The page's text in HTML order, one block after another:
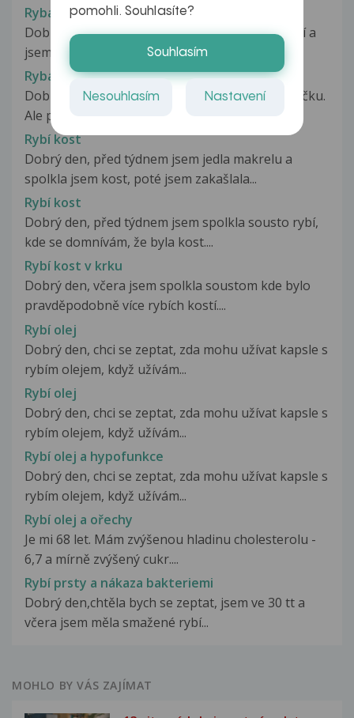
Rybaření
Dobrý den chci se zeptat mám koníček rybaření a
jsem vve 27 týdnu mužu dále...
Rybářský háček v prstu
Dobrý den. Měl jsem rybářský háček v ukazováčku.
Ale po vyjmutí na chirurgii...
Rybí kost
Dobrý den, před týdnem jsem jedla makrelu a
spolkla jsem kost, poté jsem zakašlala...
Rybí kost
Dobrý den, před týdnem jsem spolkla sousto rybí,
kde se domnívám, že byla kost....
Rybí kost v krku
Dobrý den, včera jsem spolkla soustom kde bylo
pravděpodobně více rybích kostí....
Rybí olej
Dobrý den, chci se zeptat, zda mohu užívat kapsle s
rybím olejem, když užívám...
Rybí olej
Dobrý den, chci se zeptat, zda mohu užívat kapsle s
rybím olejem, když užívám...
Rybí olej a hypofunkce
Dobrý den, chci se zeptat, zda mohu užívat kapsle s
rybím olejem, když užívám...
Rybí olej a ořechy
Je mi 68 let. Mám zvýšenou hladinu cholesterolu -
6,7 a mírně zvýšený cukr....
Rybí prsty a nákaza bakteriemi
Dobrý den,chtěla bych se zeptat, jsem ve 30 tt a
včera jsem měla smažené rybí...
MOHLO BY VÁS ZAJÍMAT
pomohli. Souhlasíte?
Souhlasím
Nesouhlasím Nastavení